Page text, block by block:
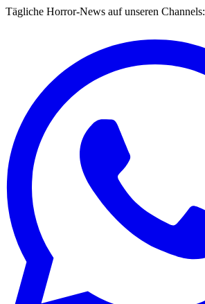
Tägliche Horror-News auf unseren Channels: